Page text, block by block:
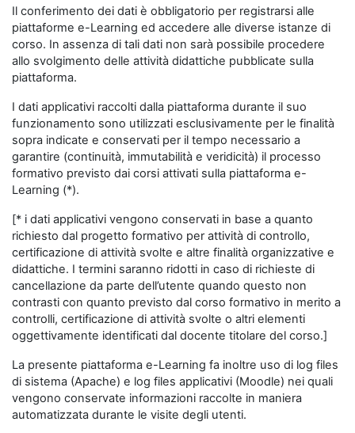
Il conferimento dei dati è obbligatorio per registrarsi alle
piattaforme e-Learning ed accedere alle diverse istanze di
corso. In assenza di tali dati non sarà possibile procedere
allo svolgimento delle attività didattiche pubblicate sulla
piattaforma.
I dati applicativi raccolti dalla piattaforma durante il suo
funzionamento sono utilizzati esclusivamente per le finalità
sopra indicate e conservati per il tempo necessario a
garantire (continuità, immutabilità e veridicità) il processo
formativo previsto dai corsi attivati sulla piattaforma e-
Learning (*).
[* i dati applicativi vengono conservati in base a quanto
richiesto dal progetto formativo per attività di controllo,
certificazione di attività svolte e altre finalità organizzative e
didattiche. I termini saranno ridotti in caso di richieste di
cancellazione da parte dell’utente quando questo non
contrasti con quanto previsto dal corso formativo in merito a
controlli, certificazione di attività svolte o altri elementi
oggettivamente identificati dal docente titolare del corso.]
La presente piattaforma e-Learning fa inoltre uso di log files
di sistema (Apache) e log files applicativi (Moodle) nei quali
vengono conservate informazioni raccolte in maniera
automatizzata durante le visite degli utenti.